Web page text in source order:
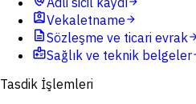
assignment_indVekaletnamearrow_forward
descriptionSözleşme ve ticari evrak
medical_informationSağlık ve teknik belgeler
Tasdik İşlemleri